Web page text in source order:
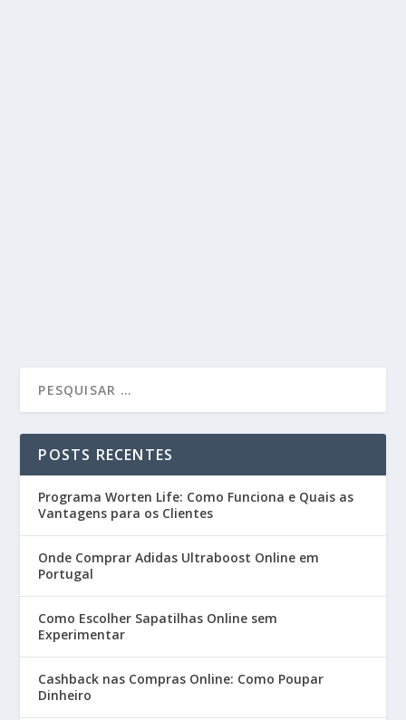
POSTS RECENTES
Programa Worten Life: Como Funciona e Quais as
Vantagens para os Clientes
Onde Comprar Adidas Ultraboost Online em
Portugal
Como Escolher Sapatilhas Online sem
Experimentar
Cashback nas Compras Online: Como Poupar
Dinheiro